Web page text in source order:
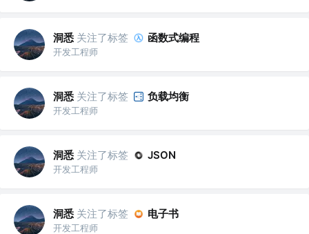
洞悉 关注了标签 函数式编程
开发工程师
洞悉 关注了标签 负载均衡
开发工程师
洞悉 关注了标签 JSON
开发工程师
洞悉 关注了标签 电子书
开发工程师